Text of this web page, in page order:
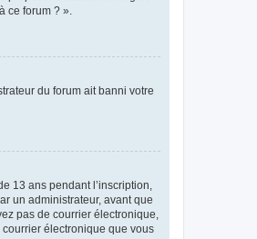
ce forum ? ».
du forum ait banni votre
13 ans pendant l’inscription,
un administrateur, avant que
pas de courrier électronique,
électronique que vous